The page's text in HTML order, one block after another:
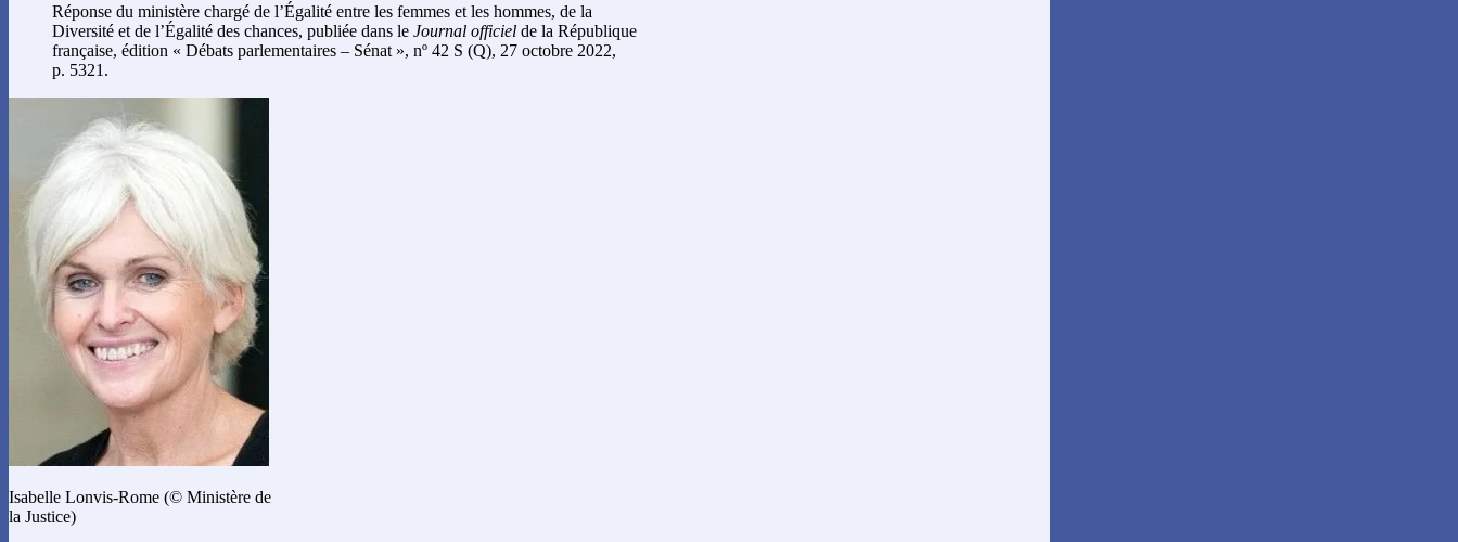
Réponse du ministère chargé de l’Égalité entre les femmes et les hommes, de la
Diversité et de l’Égalité des chances, publiée dans le Journal officiel de la République
française, édition « Débats parlementaires – Sénat », nº 42 S (Q), 27 octobre 2022,
p. 5321.
Isabelle Lonvis-Rome (© Ministère de
la Justice)